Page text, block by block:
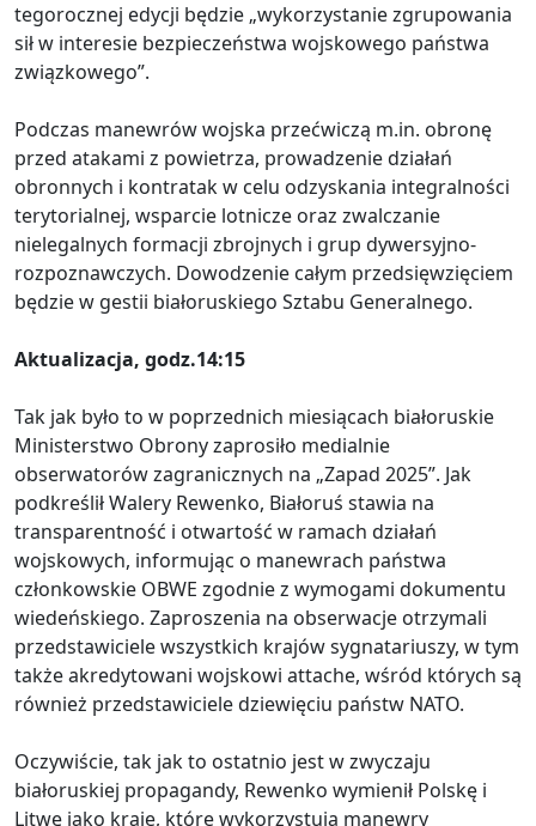
tegorocznej edycji będzie „wykorzystanie zgrupowania
sił w interesie bezpieczeństwa wojskowego państwa
związkowego”.
Podczas manewrów wojska przećwiczą m.in. obronę
przed atakami z powietrza, prowadzenie działań
obronnych i kontratak w celu odzyskania integralności
terytorialnej, wsparcie lotnicze oraz zwalczanie
nielegalnych formacji zbrojnych i grup dywersyjno-
rozpoznawczych. Dowodzenie całym przedsięwzięciem
będzie w gestii białoruskiego Sztabu Generalnego.
Aktualizacja, godz.14:15
Tak jak było to w poprzednich miesiącach białoruskie
Ministerstwo Obrony zaprosiło medialnie
obserwatorów zagranicznych na „Zapad 2025”. Jak
podkreślił Walery Rewenko, Białoruś stawia na
transparentność i otwartość w ramach działań
wojskowych, informując o manewrach państwa
członkowskie OBWE zgodnie z wymogami dokumentu
wiedeńskiego. Zaproszenia na obserwacje otrzymali
przedstawiciele wszystkich krajów sygnatariuszy, w tym
także akredytowani wojskowi attache, wśród których są
również przedstawiciele dziewięciu państw NATO.
Oczywiście, tak jak to ostatnio jest w zwyczaju
białoruskiej propagandy, Rewenko wymienił Polskę i
Litwę jako kraje, które wykorzystują manewry